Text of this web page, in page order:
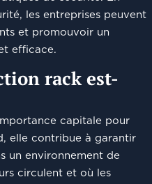
les entreprises peuvent
et promouvoir un
efficace.
rack est-
capitale pour
elle contribue à garantir
un environnement de
circulent et où les